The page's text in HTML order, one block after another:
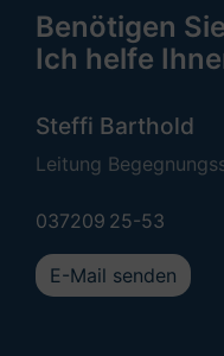
Benötigen
Ich helfe
Steffi Barthold
Leitung
037209 25-53
E-Mail senden